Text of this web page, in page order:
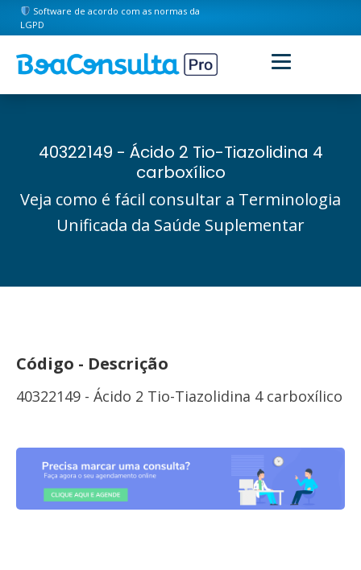
Software de acordo com as normas da
LGPD
40322149 - Ácido 2 Tio-Tiazolidina 4
carboxílico
Veja como é fácil consultar a Terminologia
Unificada da Saúde Suplementar
Código - Descrição
40322149 - Ácido 2 Tio-Tiazolidina 4 carboxílico